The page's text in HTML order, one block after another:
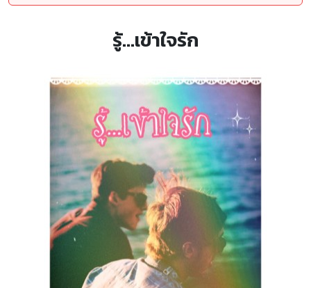
รู้...เข้าใจรัก